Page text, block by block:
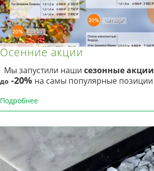
Осенние акции
Мы запустили наши сезонные акции
до -20% на самы популярные позиции
Подробнее